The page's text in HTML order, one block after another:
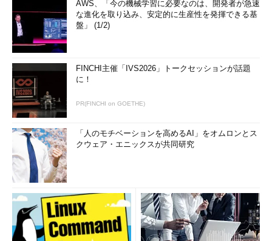
AWS、「今の機械学習に必要なのは、開発者が急速
な進化を取り込み、安定的に生産性を発揮できる基
盤」 (1/2)
FINCHI主催「IVS2026」トークセッションが話題
に！
PR(FINCHI on GOETHE)
「人のモチベーションを高めるAI」をオムロンとス
クウェア・エニックスが共同研究